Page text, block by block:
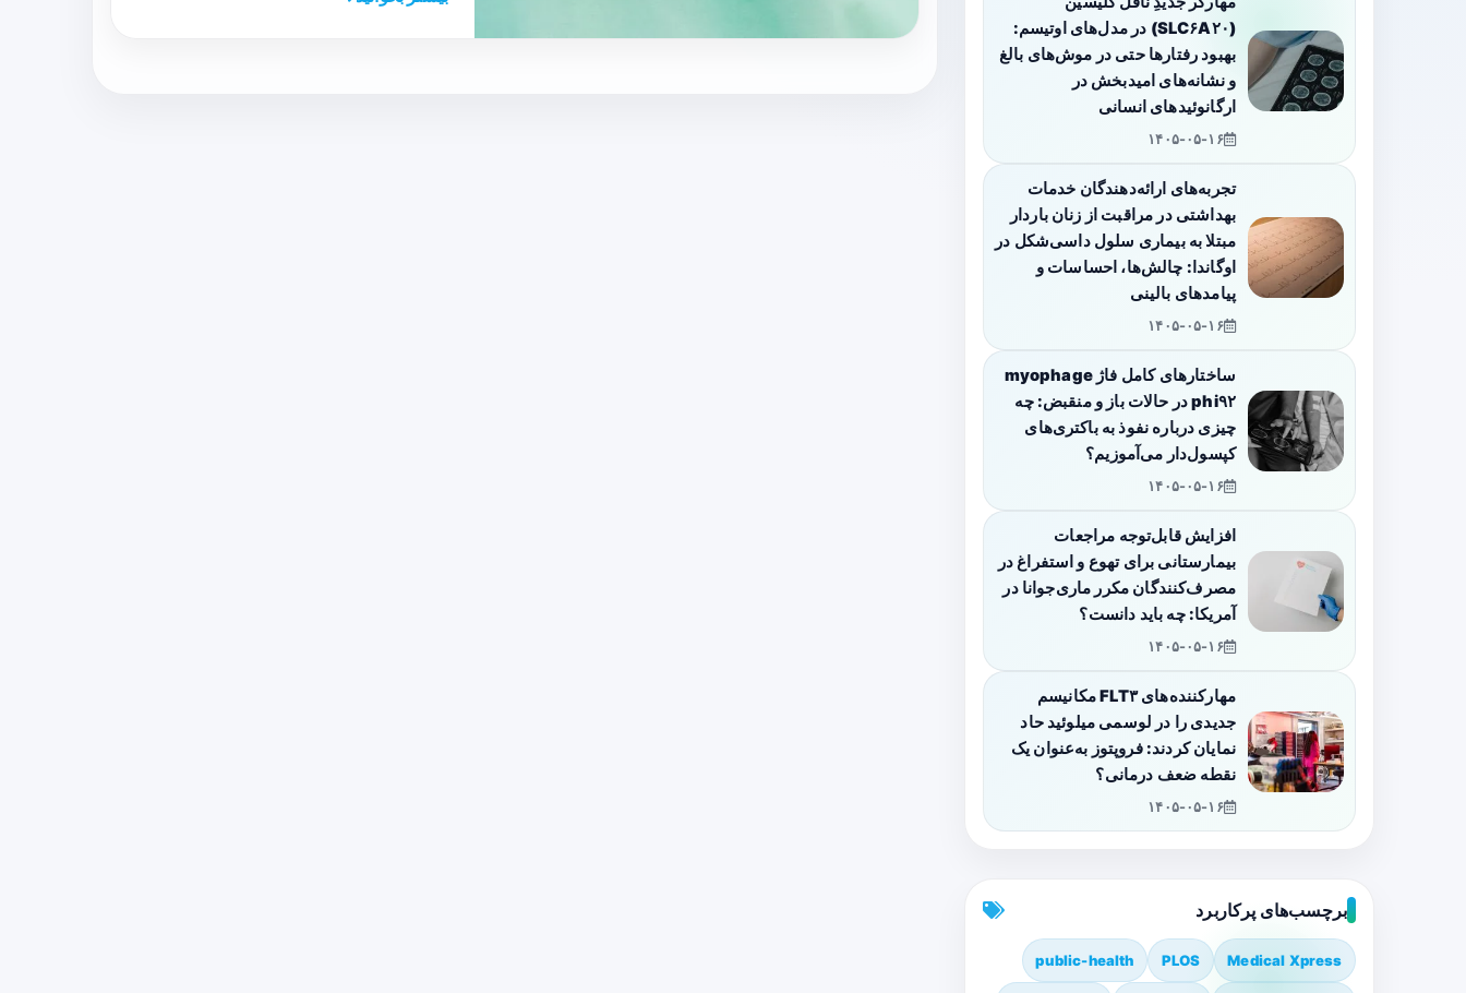
(SLC۶A۲۰) در مدل‌های اوتیسم:
بهبود رفتارها حتی در موش‌های بالغ
و نشانه‌های امیدبخش در
ارگانوئیدهای انسانی
۱۴۰۵-۰۵-۱۶
تجربه‌های ارائه‌دهندگان خدمات
بهداشتی در مراقبت از زنان باردار
مبتلا به بیماری سلول داسی‌شکل در
اوگاندا: چالش‌ها، احساسات و
پیامدهای بالینی
۱۴۰۵-۰۵-۱۶
ساختارهای کامل فاژ myophage
phi۹۲ در حالات باز و منقبض: چه
چیزی درباره نفوذ به باکتری‌های
کپسول‌دار می‌آموزیم؟
۱۴۰۵-۰۵-۱۶
افزایش قابل‌توجه مراجعات
بیمارستانی برای تهوع و استفراغ در
مصرف‌کنندگان مکرر ماری‌جوانا در
آمریکا: چه باید دانست؟
۱۴۰۵-۰۵-۱۶
مهارکننده‌های FLT۳ مکانیسم
جدیدی را در لوسمی میلوئید حاد
نمایان کردند: فروپتوز به‌عنوان یک
نقطه ضعف درمانی؟
۱۴۰۵-۰۵-۱۶
برچسب‌های پرکاربرد
Medical Xpress
PLOS
public-health